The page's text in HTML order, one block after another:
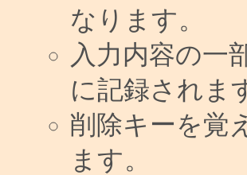
なります。
入力内容の一
に記録されま
削除キーを覚
ます。